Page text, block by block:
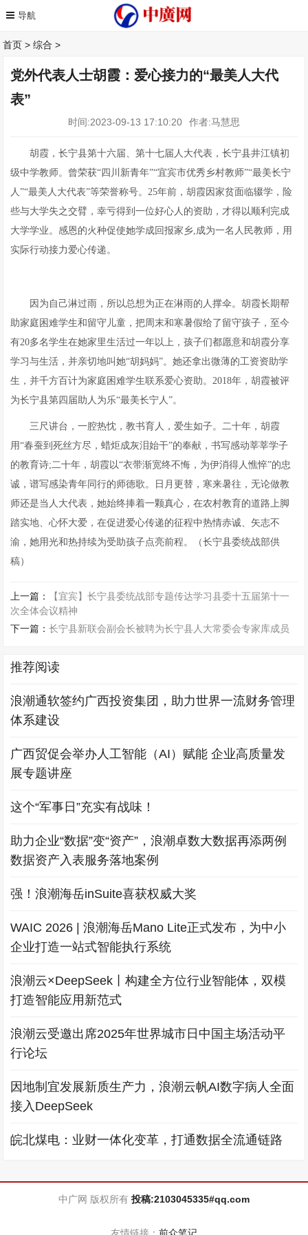
首页 >综合 >
党外代表人士胡霞：爱心接力的“最美人大代
表”
时间:2023-09-13 17:10:20 作者:马慧思
胡霞，长宁县第十六届、第十七届人大代表，长宁县井江镇初
级中学教师。曾荣获“四川新青年”“宜宾市优秀乡村教师”“最美长宁
人”“最美人大代表”等荣誉称号。25年前，胡霞因家贫面临辍学，险
些与大学失之交臂，幸亏得到一位好心人的资助，才得以顺利完成
大学学业。感恩的火种促使她学成回报家乡,成为一名人民教师，用
实际行动接力爱心传递。
因为自己淋过雨，所以总想为正在淋雨的人撑伞。胡霞长期帮
助家庭困难学生和留守儿童，把周末和寒暑假给了留守孩子，至今
有20多名学生在她家里生活过一年以上，孩子们都愿意和胡霞分享
学习与生活，并亲切地叫她“胡妈妈”。她还拿出微薄的工资资助学
生，并千方百计为家庭困难学生联系爱心资助。2018年，胡霞被评
为长宁县第四届助人为乐“最美长宁人”。
三尺讲台，一腔热忱，教书育人，爱生如子。二十年，胡霞
用“春蚕到死丝方尽，蜡炬成灰泪始干”的奉献，书写感动莘莘学子
的教育诗;二十年，胡霞以“衣带渐宽终不悔，为伊消得人憔悴”的忠
诚，谱写感染青年同行的师德歌。日月更替，寒来暑往，无论做教
师还是当人大代表，她始终捧着一颗真心，在农村教育的道路上脚
踏实地、心怀大爱，在促进爱心传递的征程中热情赤诚、矢志不
渝，她用光和热持续为受助孩子点亮前程。（长宁县委统战部供
稿）
上一篇：
【宜宾】长宁县委统战部专题传达学习县委十五届第十一
次全体会议精神
下一篇：长宁县新联会副会长被聘为长宁县人大常委会专家库成员
推荐阅读
浪潮通软签约广西投资集团，助力世界一流财务管理
体系建设
广西贸促会举办人工智能（AI）赋能 企业高质量发
展专题讲座
这个“军事日”充实有战味！
助力企业“数据”变“资产”，浪潮卓数大数据再添两例
数据资产入表服务落地案例
强！浪潮海岳inSuite喜获权威大奖
WAIC 2026 | 浪潮海岳Mano Lite正式发布，为中小
企业打造一站式智能执行系统
浪潮云×DeepSeek丨构建全方位行业智能体，双模
打造智能应用新范式
浪潮云受邀出席2025年世界城市日中国主场活动平
行论坛
因地制宜发展新质生产力，浪潮云帆AI数字病人全面
接入DeepSeek
皖北煤电：业财一体化变革，打通数据全流通链路
中广网 版权所有 投稿:2103045335#qq.com